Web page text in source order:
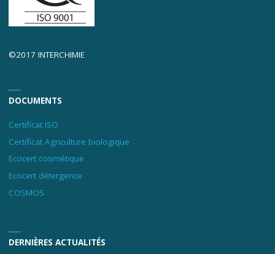
©2017 INTERCHIMIE
DOCUMENTS
Certificat ISO
Certificat Agriculture biologique
Ecocert cosmétique
Ecocert détergence
COSMOS
DERNIÈRES ACTUALITÉS